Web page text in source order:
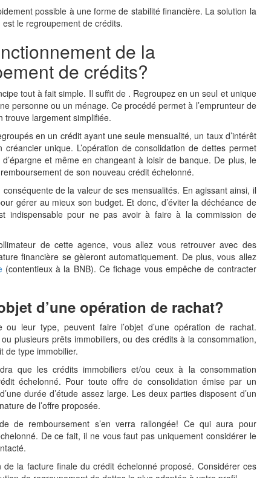
possible à une forme de stabilité financière. La solution la
le regroupement de crédits.
de la
de crédits?
tout à fait simple. Il suffit de. Regroupezen un seul et unique
personne ou un ménage. Ce procédé permet à l’emprunteur de
trouve largement simplifiée.
en un crédit ayant une seule mensualité, un taux d’intérêt
unique. L’opération de consolidation de dettes permet
et même en changeant à loisir de banque. De plus, le
de son nouveau crédit échelonné.
de la valeur de ses mensualités. En agissant ainsi, il
gérer au mieux son budget. Et donc, d’éviter la déchéance de
indispensable pour ne pas avoir à faire à la commission de
de cette agence, vous allez vous retrouver avec des
financière se gèleront automatiquement. De plus, vous allez
(contentieux à la BNB). Ce fichage vous empêche de contracter
d’une opération de rachat?
leur type, peuvent faire l’objet d’une opération de rachat.
plusieurs prêts immobiliers, ou des crédits à la consommation,
de type immobilier.
que les crédits immobiliers et/ou ceux à la consommation
échelonné. Pour toute offre de consolidation émise par un
durée d’étude assez large. Les deux parties disposent d’un
de l’offre proposée.
de remboursement s’en verra rallongée! Ce qui aura pour
De ce fait, il ne vous faut pas uniquement considérer le
la facture finale du crédit échelonné proposé. Considérer ces